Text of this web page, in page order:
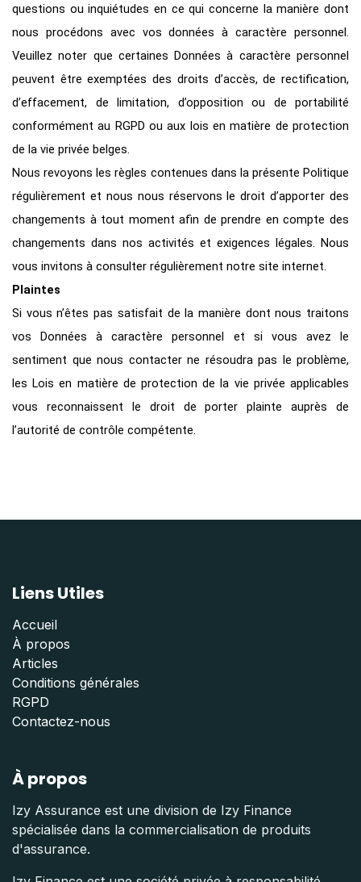
questions ou inquiétudes en ce qui concerne la manière dont
nous procédons avec vos données à caractère personnel.
Veuillez noter que certaines Données à caractère personnel
peuvent être exemptées des droits d’accès, de rectification,
d’effacement, de limitation, d’opposition ou de portabilité
conformément au RGPD ou aux lois en matière de protection
de la vie privée belges.
Nous revoyons les règles contenues dans la présente Politique
régulièrement et nous nous réservons le droit d’apporter des
changements à tout moment afin de prendre en compte des
changements dans nos activités et exigences légales. Nous
vous invitons à consulter régulièrement notre site internet.
Plaintes
Si vous n’êtes pas satisfait de la manière dont nous traitons
vos Données à caractère personnel et si vous avez le
sentiment que nous contacter ne résoudra pas le problème,
les Lois en matière de protection de la vie privée applicables
vous reconnaissent le droit de porter plainte auprès de
l’autorité de contrôle compétente.
Liens Utiles
Accueil
À propos
Articles
Conditions générales
RGPD
Contactez-nous
À propos
Izy Assurance est une division de Izy Finance
spécialisée dans la commercialisation de produits
d'assurance.